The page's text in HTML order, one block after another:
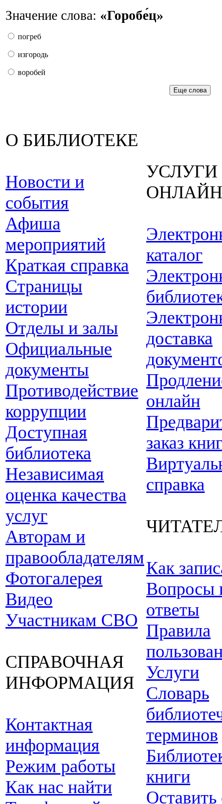
Значение слова: «Горобе́ц»
погреб
изгородь
воробей
Еще слова
О БИБЛИОТЕКЕ
Новости и
события
Афиша
мероприятий
Краткая справка
Страницы
истории
Отделы и залы
Официальные
документы
Противодействие
коррупции
Доступная
библиотека
Независимая
оценка качества
услуг
Авторам и
правообладателям
Фотогалерея
Видео
Участникам СВО
СПРАВОЧНАЯ
ИНФОРМАЦИЯ
Контактная
информация
Режим работы
Как нас найти
УСЛУГИ
ОНЛАЙН
каталог
доставка
онлайн
заказ
справка
Как
Вопросы
ответы
Правила
Услуги
Словарь
терминов
книги
Оставить